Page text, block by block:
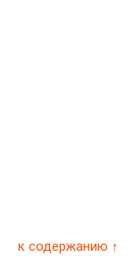
к содержанию ↑